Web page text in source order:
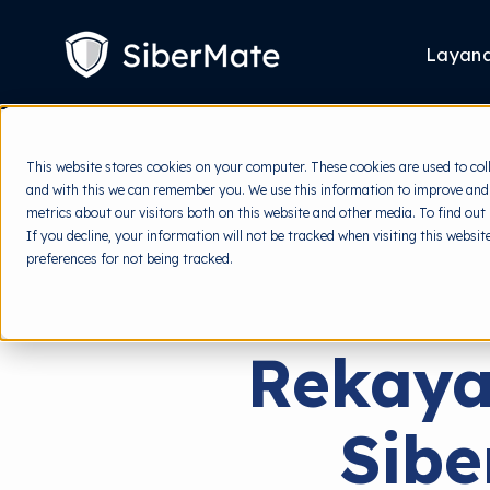
This website stores cookies on your computer. These cookies are used to
and with this we can remember you. We use this information to improve
metrics about our visitors both on this website and other media. To find
If you decline, your information will not be tracked when visiting this
preferences for not being tracked.
CONTENT